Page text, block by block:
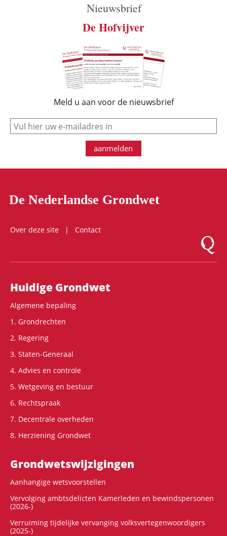
Nieuwsbrief
De Hofvijver
Meld u aan voor de nieuwsbrief
e-mail
aanmelden
De Nederlandse Grondwet
Over deze site
Contact
Logo
Hoofdnavigatie
Huidige Grondwet
Algemene bepaling
1. Grondrechten
2. Regering
3. Staten-Generaal
4. Advies en controle
5. Wetgeving en bestuur
6. Rechtspraak
7. Decentrale overheden
8. Herziening Grondwet
Grondwets­wijzigingen
Aanhangige wetsvoorstellen
Vervolging ambtsdelicten Kamerleden en bewindspersonen
(2026-)
Verruiming tijdelijke vervanging volksvertegenwoordigers
(2025-)